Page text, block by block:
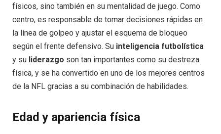
físicos, sino también en su mentalidad de juego. Como
centro, es responsable de tomar decisiones rápidas en
la línea de golpeo y ajustar el esquema de bloqueo
según el frente defensivo. Su inteligencia futbolística
y su liderazgo son tan importantes como su destreza
física, y se ha convertido en uno de los mejores centros
de la NFL gracias a su combinación de habilidades.
Edad y apariencia física